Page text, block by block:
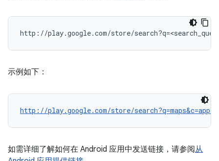
示例如下：
http://play.google.com/store/search?q=maps&c=apps
如需详细了解如何在 Android 应用中发送链接，请参阅从